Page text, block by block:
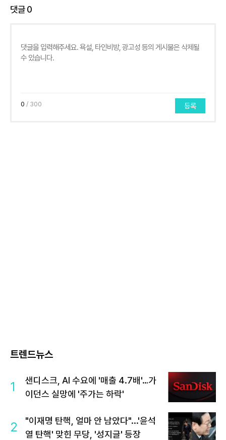
댓글0
0 / 300 등록
트렌드뉴스
1
샌디스크, AI 수요에 '매출 4.7배'…가
이던스 실망에 '주가는 하락'
2
"이재명 탄핵, 얼마 안 남았다"...'윤석
열 탄핵' 맞힌 무당, '성지글' 등장